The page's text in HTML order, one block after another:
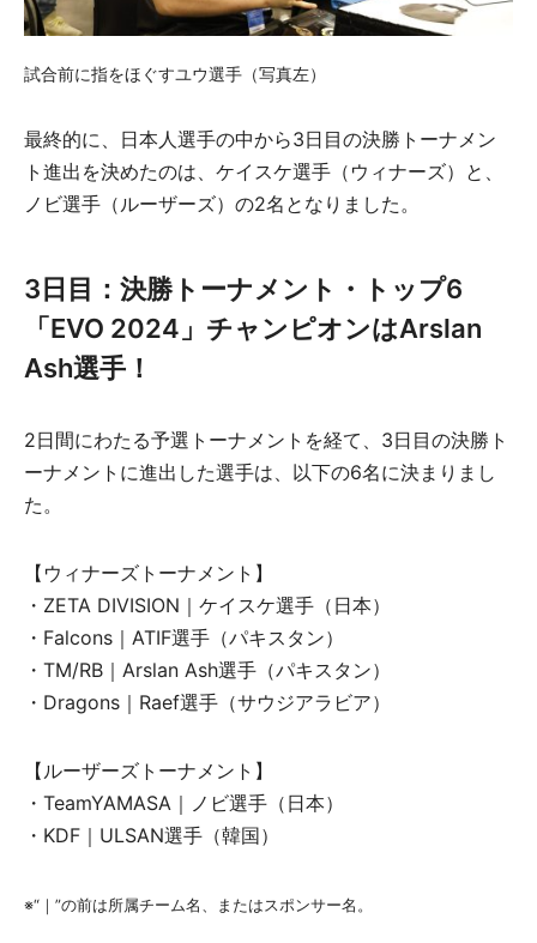
試合前に指をほぐすユウ選手（写真左）
最終的に、日本人選手の中から3日目の決勝トーナメン
ト進出を決めたのは、ケイスケ選手（ウィナーズ）と、
ノビ選手（ルーザーズ）の2名となりました。
3日目：決勝トーナメント・トップ6
「EVO 2024」チャンピオンはArslan
Ash選手！
2日間にわたる予選トーナメントを経て、3日目の決勝ト
ーナメントに進出した選手は、以下の6名に決まりまし
た。
【ウィナーズトーナメント】
・ZETA DIVISION｜ケイスケ選手（日本）
・Falcons｜ATIF選手（パキスタン）
・TM/RB｜Arslan Ash選手（パキスタン）
・Dragons｜Raef選手（サウジアラビア）
【ルーザーズトーナメント】
・TeamYAMASA｜ノビ選手（日本）
・KDF｜ULSAN選手（韓国）
※“｜”の前は所属チーム名、またはスポンサー名。